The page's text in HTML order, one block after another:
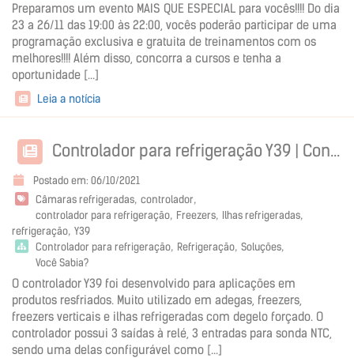
Preparamos um evento MAIS QUE ESPECIAL para vocês!!!! Do dia
23 a 26/11 das 19:00 às 22:00, vocês poderão participar de uma
programação exclusiva e gratuita de treinamentos com os
melhores!!!! Além disso, concorra a cursos e tenha a
oportunidade [...]
Leia a notícia
Controlador para refrigeração Y39 | Controle preciso de temperatura
Postado em: 06/10/2021
Câmaras refrigeradas controlador
controlador para refrigeração Freezers Ilhas refrigeradas
refrigeração Y39
Controlador para refrigeração Refrigeração Soluções
Você Sabia?
O controlador Y39 foi desenvolvido para aplicações em
produtos resfriados. Muito utilizado em adegas, freezers,
freezers verticais e ilhas refrigeradas com degelo forçado. O
controlador possui 3 saídas à relé, 3 entradas para sonda NTC,
sendo uma delas configurável como [...]